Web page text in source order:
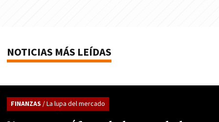
NOTICIAS MÁS LEÍDAS
FINANZAS / La lupa del mercado